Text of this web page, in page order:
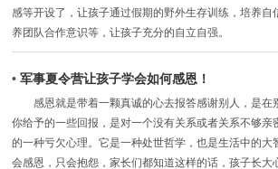
感等开设了，让孩子通过假期的野外生存训练，培养自
养团队合作意识等，让孩子充分的自立自强。
•军事夏令营让孩子学会如何感恩！
感恩就是带着一颗真诚的心去报答感谢别人，是在
你给予的一些回报，是对一个没有关系或者关系不够亲
的一种亏欠心理。它是一种处世哲学，也是生活中的大
会感恩，只会抱怨，家长们都知道这样的话，孩子长大